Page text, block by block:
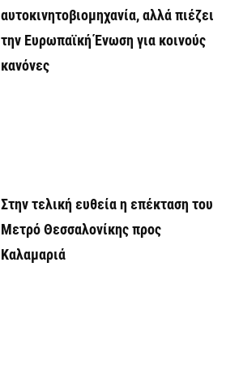
αυτοκινητοβιομηχανία, αλλά πιέζει
την Ευρωπαϊκή Ένωση για κοινούς
κανόνες
Στην τελική ευθεία η επέκταση του
Μετρό Θεσσαλονίκης προς
Καλαμαριά